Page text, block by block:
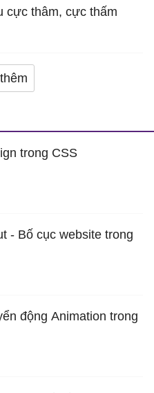
cực thâm, cực thấm
trong CSS
- Bố cục website trong
động Animation trong